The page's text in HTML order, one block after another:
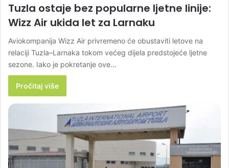
Tuzla ostaje bez popularne ljetne linije:
Wizz Air ukida let za Larnaku
Aviokompanija Wizz Air privremeno će obustaviti letove na
relaciji Tuzla–Larnaka tokom većeg dijela predstojeće ljetne
sezone. Iako je pokretanje ove…
Pročitaj više